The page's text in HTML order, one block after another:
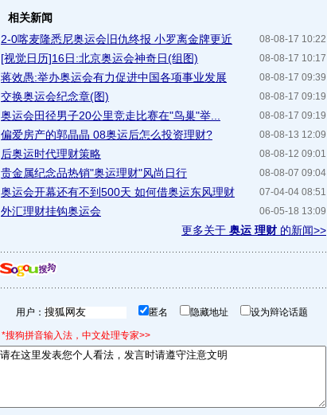
相关新闻
08-08-17 10:22
2-0喀麦隆悉尼奥运会旧仇终报 小罗离金牌更近
08-08-17 10:17
[视觉日历]16日:北京奥运会神奇日(组图)
08-08-17 09:39
蒋效愚:举办奥运会有力促进中国各项事业发展
08-08-17 09:19
交换奥运会纪念章(图)
08-08-17 09:19
奥运会田径男子20公里竞走比赛在"鸟巢"举...
08-08-13 12:09
偏爱房产的郭晶晶 08奥运后怎么投资理财?
08-08-12 09:01
后奥运时代理财策略
08-08-07 09:04
贵金属纪念品热销"奥运理财"风尚日行
07-04-04 08:51
奥运会开幕还有不到500天 如何借奥运东风理财
06-05-18 13:09
外汇理财挂钩奥运会
更多关于 奥运 理财 的新闻>>
用户： 匿名 隐藏地址 设为辩论话题
*搜狗拼音输入法，中文处理专家>>